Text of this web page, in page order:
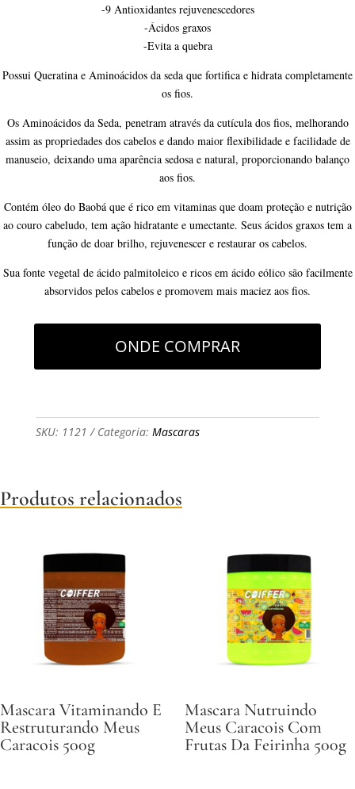
-9 Antioxidantes rejuvenescedores
-Ácidos graxos
-Evita a quebra
Possui Queratina e Aminoácidos da seda que fortifica e hidrata completamente
os fios.
Os Aminoácidos da Seda, penetram através da cutícula dos fios, melhorando
assim as propriedades dos cabelos e dando maior flexibilidade e facilidade de
manuseio, deixando uma aparência sedosa e natural, proporcionando balanço
aos fios.
Contém óleo do Baobá que é rico em vitaminas que doam proteção e nutrição
ao couro cabeludo, tem ação hidratante e umectante. Seus ácidos graxos tem a
função de doar brilho, rejuvenescer e restaurar os cabelos.
Sua fonte vegetal de ácido palmitoleico e ricos em ácido eólico são facilmente
absorvidos pelos cabelos e promovem mais maciez aos fios.
ONDE COMPRAR
SKU: 1121 Categoria: Mascaras
Produtos relacionados
Mascara Vitaminando E
Restruturando Meus
Caracois 500g
Mascara Nutruindo
Meus Caracois Com
Frutas Da Feirinha 500g